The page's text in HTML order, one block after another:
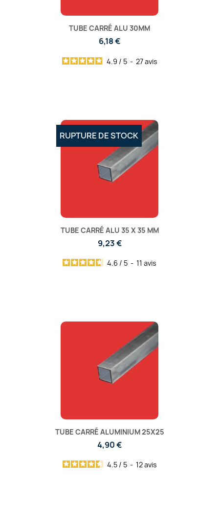
TUBE CARRÉ ALU 30MM
6,18 €
4.9 / 5 - 27avis
TUBE CARRÉ ALU 35 X 35 MM
9,23 €
4.6 / 5 - 11 avis
RUPTURE DE STOCK
TUBE CARRÉ ALUMINIUM 25X25
4,90 €
4.5 / 5 - 12avis